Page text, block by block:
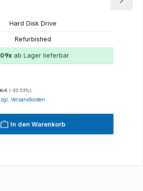
Hard Disk Drive
Refurbished
ab Lager lieferbar
Preis:
€ (-20.53%)
Versandkosten
In den Warenkorb